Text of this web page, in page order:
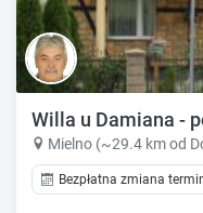
Willa u Damiana -
Mielno (~29.4 km od
Bezpłatna zmiana